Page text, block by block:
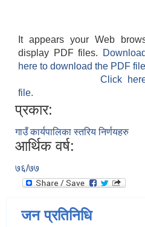
It appears your Web
display PDF files.
here to download the PDF
Click
file.
प्रकार:
गाउँ कार्यपालिका स्तरिय निर्णयहरु
आर्थिक वर्ष:
७६/७७
जन प्रतिनिधि